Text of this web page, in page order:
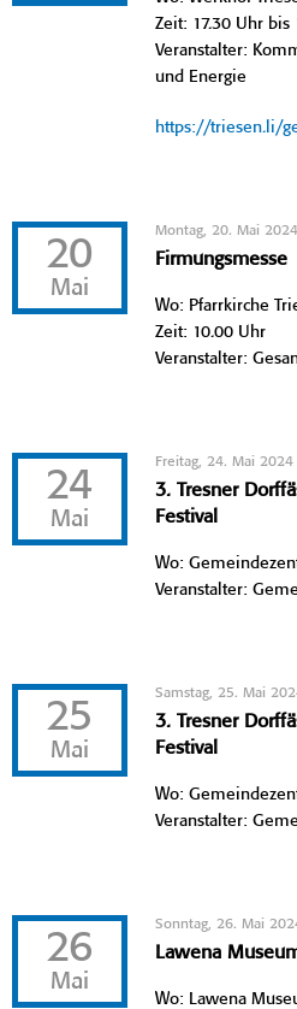
Zeit: 17.30 Uhr bis
Veranstalter:
und Energie
https://triesen.li/
20
Mai
Montag, 20. Mai 2024
Firmungsmesse
Wo: Pfarrkirche
Zeit: 10.00 Uhr
Veranstalter:
24
Mai
Freitag, 24. Mai 2024
3. Tresner
Festival
Wo:
Veranstalter:
25
Mai
Samstag, 25. Mai
3. Tresner
Festival
Wo:
Veranstalter:
26
Mai
Sonntag, 26. Mai
Lawena
Wo: Lawena